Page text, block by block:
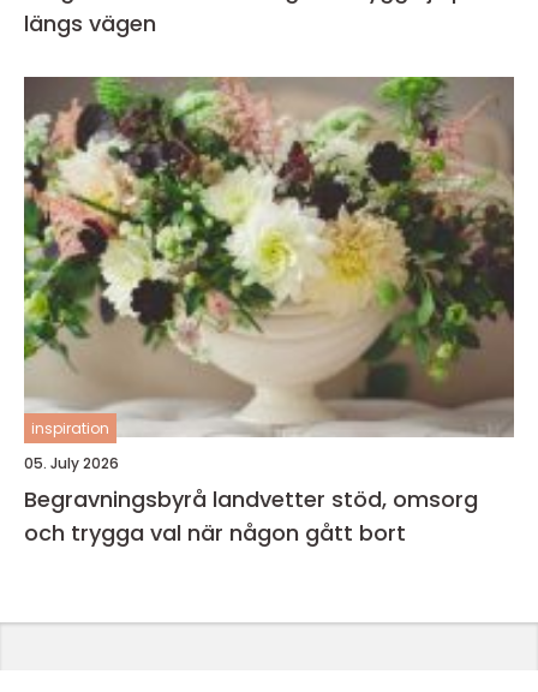
längs vägen
inspiration
05. July 2026
Begravningsbyrå landvetter stöd, omsorg
och trygga val när någon gått bort